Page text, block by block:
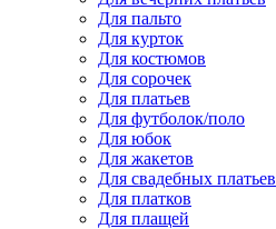
Для пальто
Для курток
Для костюмов
Для сорочек
Для платьев
Для футболок/поло
Для юбок
Для жакетов
Для свадебных платьев
Для платков
Для плащей